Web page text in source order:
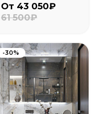
От 43 050₽
61 500₽
-30%